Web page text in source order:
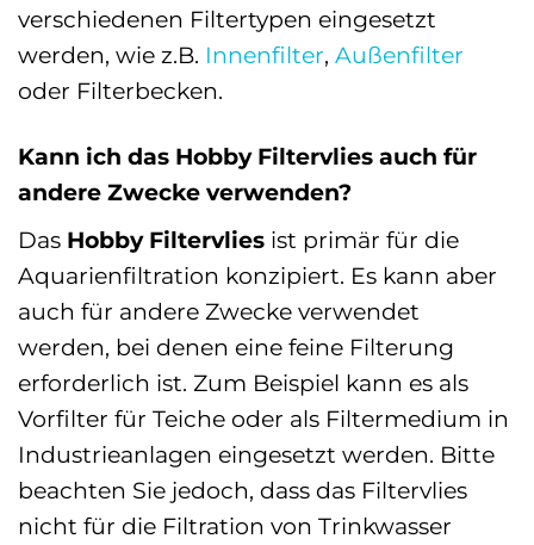
verschiedenen Filtertypen eingesetzt
werden, wie z.B. Innenfilter, Außenfilter
oder Filterbecken.
Kann ich das Hobby Filtervlies auch für
andere Zwecke verwenden?
Das Hobby Filtervlies ist primär für die
Aquarienfiltration konzipiert. Es kann aber
auch für andere Zwecke verwendet
werden, bei denen eine feine Filterung
erforderlich ist. Zum Beispiel kann es als
Vorfilter für Teiche oder als Filtermedium in
Industrieanlagen eingesetzt werden. Bitte
beachten Sie jedoch, dass das Filtervlies
nicht für die Filtration von Trinkwasser